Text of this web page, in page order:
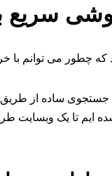
روشی
اید که چطور می
شده ایم تا یک وبسایت